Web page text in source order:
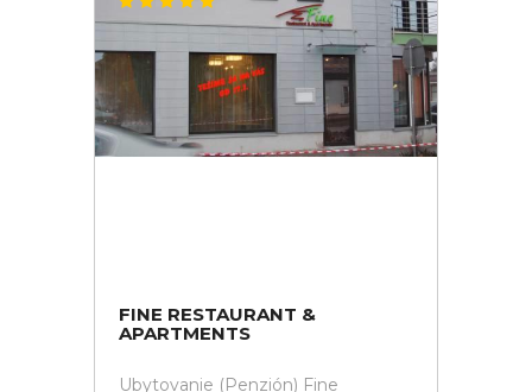
FINE RESTAURANT &
APARTMENTS
Ubytovanie (Penzión) Fine